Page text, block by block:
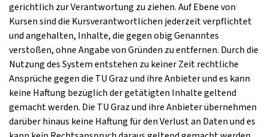
gerichtlich zur Verantwortung zu ziehen. Auf Ebene von
Kursen sind die Kursverantwortlichen jederzeit verpflichtet
und angehalten, Inhalte, die gegen obig Genanntes
verstoßen, ohne Angabe von Gründen zu entfernen. Durch die
Nutzung des System entstehen zu keiner Zeit rechtliche
Ansprüche gegen die TU Graz und ihre Anbieter und es kann
keine Haftung bezüglich der getätigten Inhalte geltend
gemacht werden. Die TU Graz und ihre Anbieter übernehmen
darüber hinaus keine Haftung für den Verlust an Daten und es